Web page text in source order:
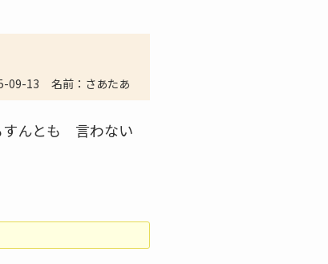
09-13 名前：さあたあ
すんとも 言わない